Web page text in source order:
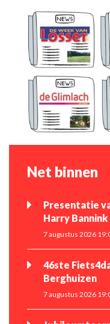
Net binnen
Presentatie
Harry
7 augustus 2026
46ste
Berghuizen
7 augustus 2026